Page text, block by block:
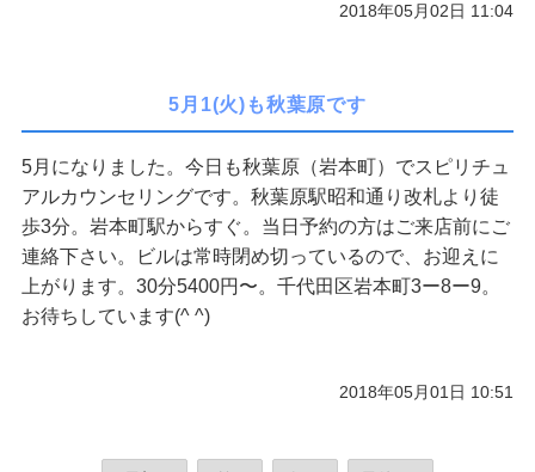
2018年05月02日 11:04
5月1(火)も秋葉原です
5月になりました。今日も秋葉原（岩本町）でスピリチュ
アルカウンセリングです。秋葉原駅昭和通り改札より徒
歩3分。岩本町駅からすぐ。当日予約の方はご来店前にご
連絡下さい。ビルは常時閉め切っているので、お迎えに
上がります。30分5400円〜。千代田区岩本町3ー8ー9。
お待ちしています(^ ^)
2018年05月01日 10:51